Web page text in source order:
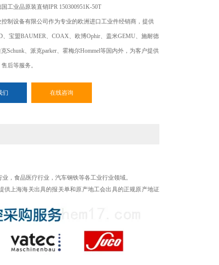
工业品原装直销IPR 150300951K-50T
制设备有限公司作为专业的欧洲进口工业件经销商，提供
、宝盟BAUMER、COAX、欧博Ophir、盖米GEMU、施耐德
克Schunk、派克parker、霍梅尔Hommel等国内外，为客户提供
后等服务。
们 在线咨询
，食品医疗行业，汽车钢铁等各工业行业领域。
供上海海关出具的报关单和原产地工会出具的正规原产地证